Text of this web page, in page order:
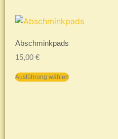
Abschminkpads
15,00 €
Ausführung wählen